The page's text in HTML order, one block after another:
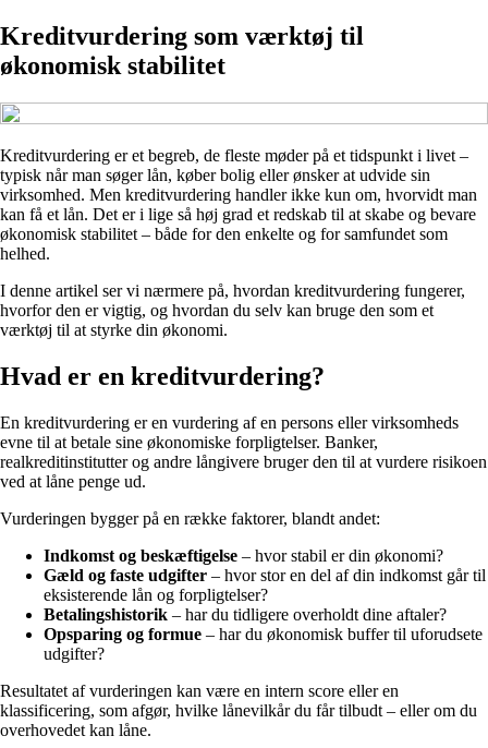
Kreditvurdering som værktøj til
økonomisk stabilitet
Kreditvurdering er et begreb, de fleste møder på et tidspunkt i livet –
typisk når man søger lån, køber bolig eller ønsker at udvide sin
virksomhed. Men kreditvurdering handler ikke kun om, hvorvidt man
kan få et lån. Det er i lige så høj grad et redskab til at skabe og bevare
økonomisk stabilitet – både for den enkelte og for samfundet som
helhed.
I denne artikel ser vi nærmere på, hvordan kreditvurdering fungerer,
hvorfor den er vigtig, og hvordan du selv kan bruge den som et
værktøj til at styrke din økonomi.
Hvad er en kreditvurdering?
En kreditvurdering er en vurdering af en persons eller virksomheds
evne til at betale sine økonomiske forpligtelser. Banker,
realkreditinstitutter og andre långivere bruger den til at vurdere risikoen
ved at låne penge ud.
Vurderingen bygger på en række faktorer, blandt andet:
Indkomst og beskæftigelse – hvor stabil er din økonomi?
Gæld og faste udgifter – hvor stor en del af din indkomst går til
eksisterende lån og forpligtelser?
Betalingshistorik – har du tidligere overholdt dine aftaler?
Opsparing og formue – har du økonomisk buffer til uforudsete
udgifter?
Resultatet af vurderingen kan være en intern score eller en
klassificering, som afgør, hvilke lånevilkår du får tilbudt – eller om du
overhovedet kan låne.